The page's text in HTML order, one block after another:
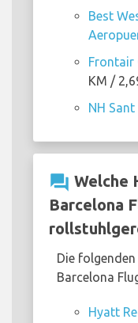
Best
Frontair
KM /
NH Sant
question_answer Welche
Barcelona
Die
Barcelona
Hyatt